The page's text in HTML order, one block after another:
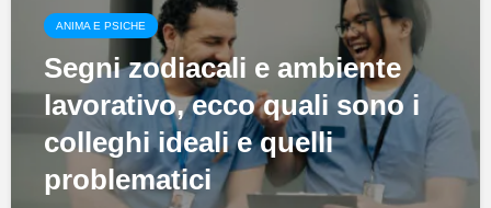
ANIMA E PSICHE
Segni zodiacali e ambiente
lavorativo, ecco quali sono i
colleghi ideali e quelli
problematici